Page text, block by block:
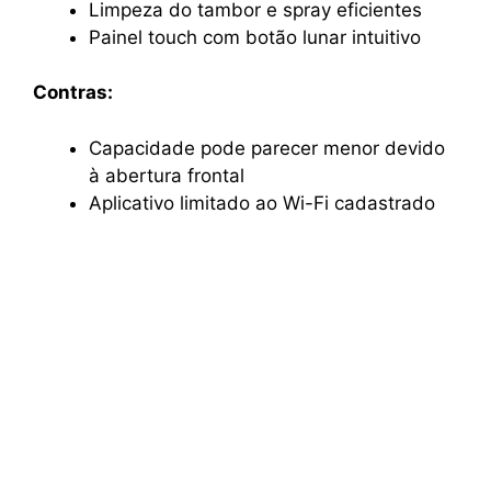
Limpeza do tambor e spray eficientes
Painel touch com botão lunar intuitivo
Contras:
Capacidade pode parecer menor devido
à abertura frontal
Aplicativo limitado ao Wi-Fi cadastrado